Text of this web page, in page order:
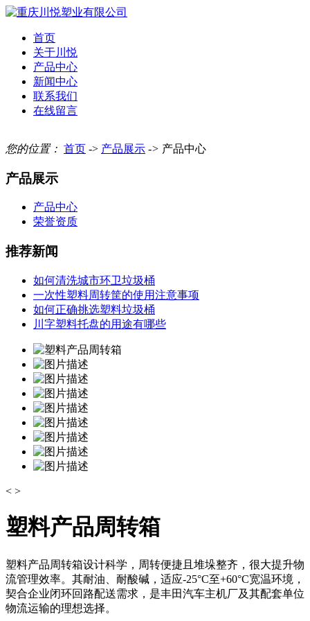
首页
关于川悦
产品中心
新闻中心
联系我们
在线留言
您的位置： 首页 -> 产品展示 -> 产品中心
产品展示
产品中心
荣誉资质
推荐新闻
如何清洗城市环卫垃圾桶
一次性塑料周转筐的使用注意事项
如何正确挑选塑料垃圾桶
川字塑料托盘的用途有哪些
< >
塑料产品周转箱
塑料产品周转箱设计科学，周转便捷且堆垛整齐，很大提升物
流管理效率。其耐油、耐酸碱，适应-25°C至+60°C宽温环境，
契合企业闭环回路配送需求，是丰田汽车主机厂及其配套单位
物流运输的理想选择。